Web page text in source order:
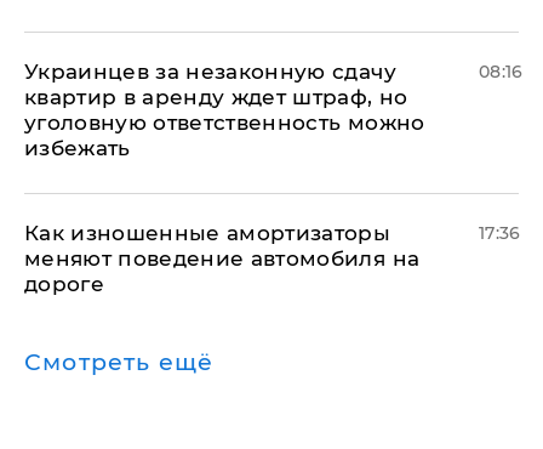
Украинцев за незаконную сдачу
квартир в аренду ждет штраф, но
уголовную ответственность можно
избежать
08:16
Как изношенные амортизаторы
меняют поведение автомобиля на
дороге
17:36
Смотреть ещё